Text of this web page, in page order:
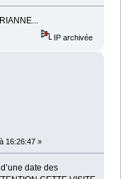
IP archivée
16:26:47 »
date des